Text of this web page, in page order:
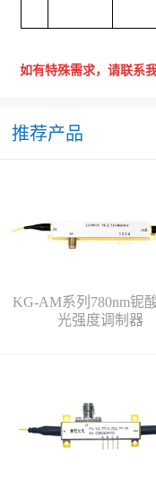
如有特殊需求，请联系
推荐产品
KG-AM系列780nm铌
光强度调制器